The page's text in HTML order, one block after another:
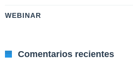
WEBINAR
Comentarios recientes